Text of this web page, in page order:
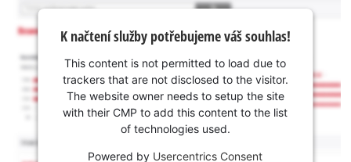
K načtení služby potřebujeme váš souhlas!
This content is not permitted to load due to
trackers that are not disclosed to the visitor.
The website owner needs to setup the site
with their CMP to add this content to the list
of technologies used.
Powered by Usercentrics Consent